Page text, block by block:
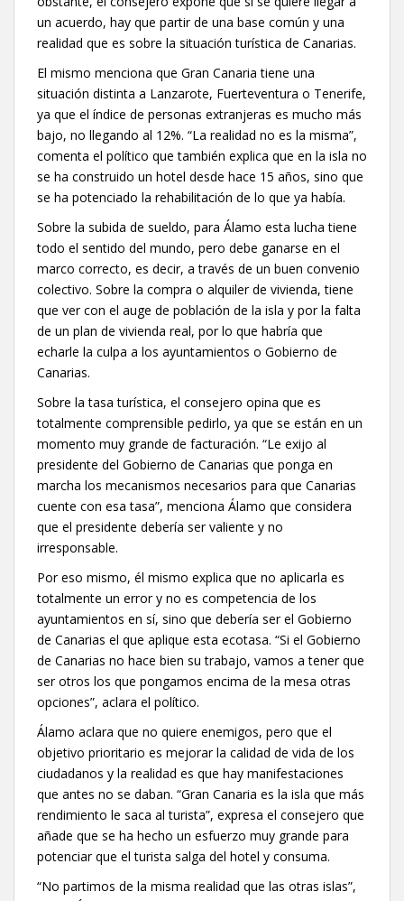
un acuerdo, hay que partir de una base común y una
realidad que es sobre la situación turística de Canarias.
El mismo menciona que Gran Canaria tiene una
situación distinta a Lanzarote, Fuerteventura o Tenerife,
ya que el índice de personas extranjeras es mucho más
bajo, no llegando al 12%. “La realidad no es la misma”,
comenta el político que también explica que en la isla no
se ha construido un hotel desde hace 15 años, sino que
se ha potenciado la rehabilitación de lo que ya había.
Sobre la subida de sueldo, para Álamo esta lucha tiene
todo el sentido del mundo, pero debe ganarse en el
marco correcto, es decir, a través de un buen convenio
colectivo. Sobre la compra o alquiler de vivienda, tiene
que ver con el auge de población de la isla y por la falta
de un plan de vivienda real, por lo que habría que
echarle la culpa a los ayuntamientos o Gobierno de
Canarias.
Sobre la tasa turística, el consejero opina que es
totalmente comprensible pedirlo, ya que se están en un
momento muy grande de facturación. “Le exijo al
presidente del Gobierno de Canarias que ponga en
marcha los mecanismos necesarios para que Canarias
cuente con esa tasa”, menciona Álamo que considera
que el presidente debería ser valiente y no
irresponsable.
Por eso mismo, él mismo explica que no aplicarla es
totalmente un error y no es competencia de los
ayuntamientos en sí, sino que debería ser el Gobierno
de Canarias el que aplique esta ecotasa. “Si el Gobierno
de Canarias no hace bien su trabajo, vamos a tener que
ser otros los que pongamos encima de la mesa otras
opciones”, aclara el político.
Álamo aclara que no quiere enemigos, pero que el
objetivo prioritario es mejorar la calidad de vida de los
ciudadanos y la realidad es que hay manifestaciones
que antes no se daban. “Gran Canaria es la isla que más
rendimiento le saca al turista”, expresa el consejero que
añade que se ha hecho un esfuerzo muy grande para
potenciar que el turista salga del hotel y consuma.
“No partimos de la misma realidad que las otras islas”,